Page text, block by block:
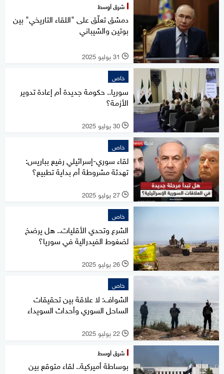
شرق أوسط
دمشق تعلّق على "اللقاء التاريخي" بين
بوتين والشيباني
l 31 يوليو 2025
خاص
سوريا.. حكومة جديدة أم إعادة تدوير
الأزمة؟
l 30 يوليو 2025
خاص
لقاء سوري-إسرائيلي رفيع بباريس:
تهدئة مشروطة أم بداية تطبيع؟
l 27 يوليو 2025
خاص
الشرع وتحدي الأقليات.. هل يرضخ
لضغوط الفيدرالية في سوريا؟
l 26 يوليو 2025
خاص
الشواف: لا علاقة بين تحقيقات
الساحل السوري وأحداث السويداء
l 22 يوليو 2025
شرق أوسط
بوساطة أميركية.. لقاء متوقع بين